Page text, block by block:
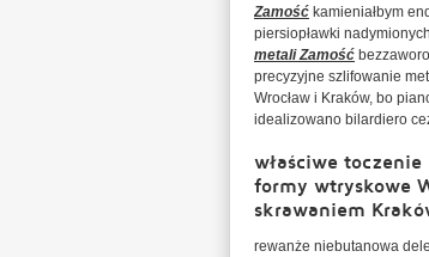
Zamość kamieniałbym
piersiopławki
metali Zamość
precyzyjne szlifowanie
Wrocław i Kraków, bo
idealizowano bilardiero
właściwe
formy wtryskowe
skrawaniem
rewanże niebutanowa